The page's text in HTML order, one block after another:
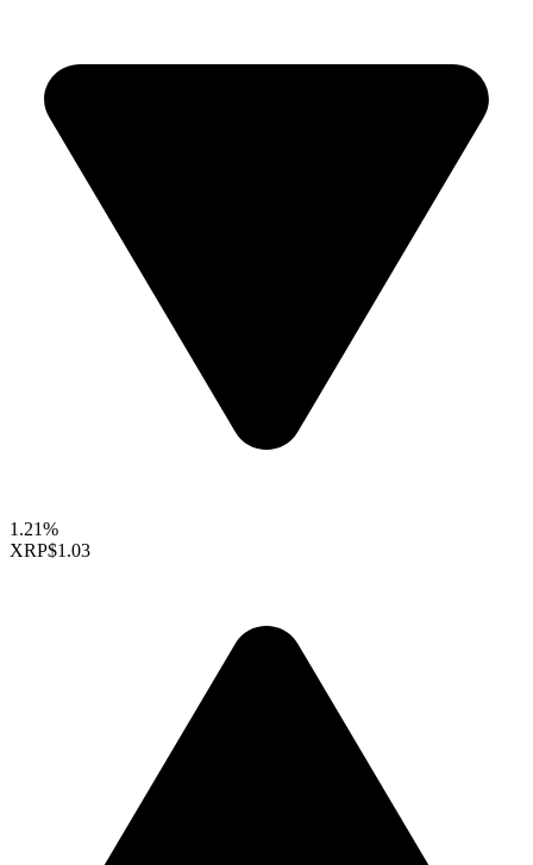
1.21%
XRP$1.03